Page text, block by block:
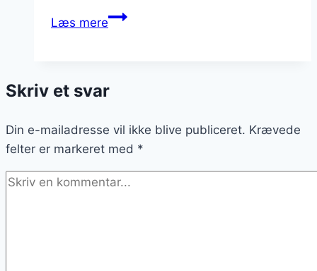
Læs merePassionsfrugt
dessert
Skriv et svar
Din e-mailadresse vil ikke blive publiceret. Krævede
felter er markeret med *